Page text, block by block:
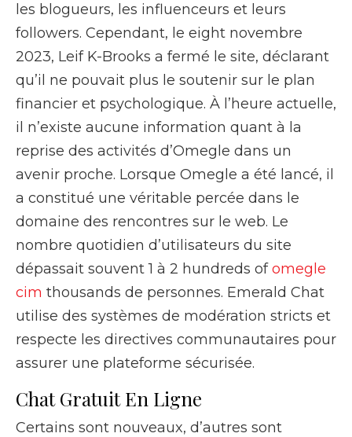
les blogueurs, les influenceurs et leurs
followers. Cependant, le eight novembre
2023, Leif K-Brooks a fermé le site, déclarant
qu’il ne pouvait plus le soutenir sur le plan
financier et psychologique. À l’heure actuelle,
il n’existe aucune information quant à la
reprise des activités d’Omegle dans un
avenir proche. Lorsque Omegle a été lancé, il
a constitué une véritable percée dans le
domaine des rencontres sur le web. Le
nombre quotidien d’utilisateurs du site
dépassait souvent 1 à 2 hundreds ofomegle
cim thousands de personnes. Emerald Chat
utilise des systèmes de modération stricts et
respecte les directives communautaires pour
assurer une plateforme sécurisée.
Chat Gratuit En Ligne
Certains sont nouveaux, d’autres sont